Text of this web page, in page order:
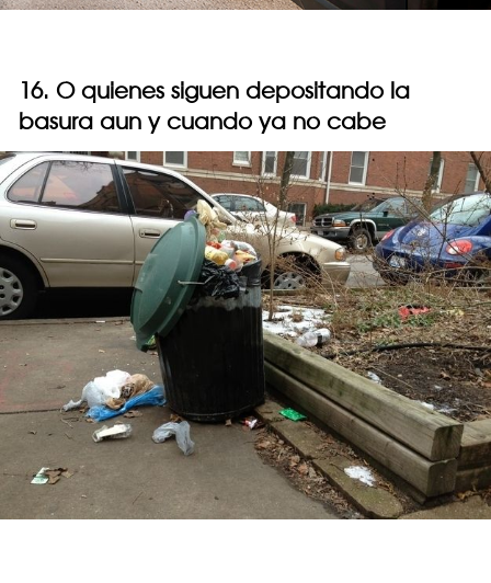
16. O quienes siguen depositando la
basura aun y cuando ya no cabe